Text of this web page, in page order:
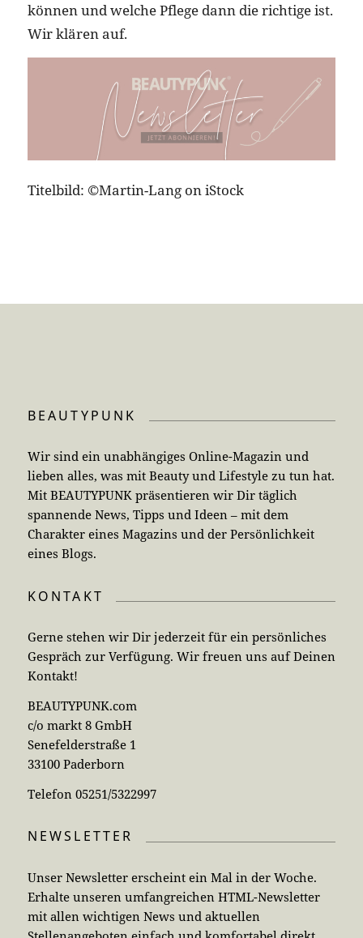
können und welche Pflege dann die richtige ist.
Wir klären auf.
Titelbild: ©Martin-Lang on iStock
BEAUTYPUNK
Wir sind ein unabhängiges Online-Magazin und
lieben alles, was mit Beauty und Lifestyle zu tun hat.
Mit BEAUTYPUNK präsentieren wir Dir täglich
spannende News, Tipps und Ideen – mit dem
Charakter eines Magazins und der Persönlichkeit
eines Blogs.
KONTAKT
Gerne stehen wir Dir jederzeit für ein persönliches
Gespräch zur Verfügung. Wir freuen uns auf Deinen
Kontakt!
BEAUTYPUNK.com
c/o markt 8 GmbH
Senefelderstraße 1
33100 Paderborn
Telefon 05251/5322997
NEWSLETTER
Unser Newsletter erscheint ein Mal in der Woche.
Erhalte unseren umfangreichen HTML-Newsletter
mit allen wichtigen News und aktuellen